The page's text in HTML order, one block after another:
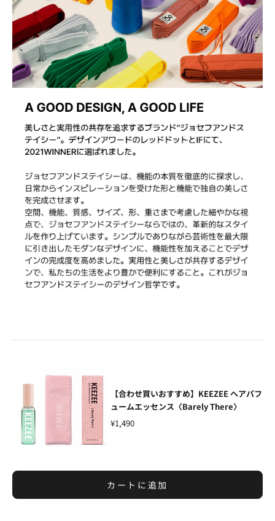
【合わせ買いおすすめ】KEEZEE ヘアパフ
ュームエッセンス〈Barely There〉
¥1,490
カートに追加